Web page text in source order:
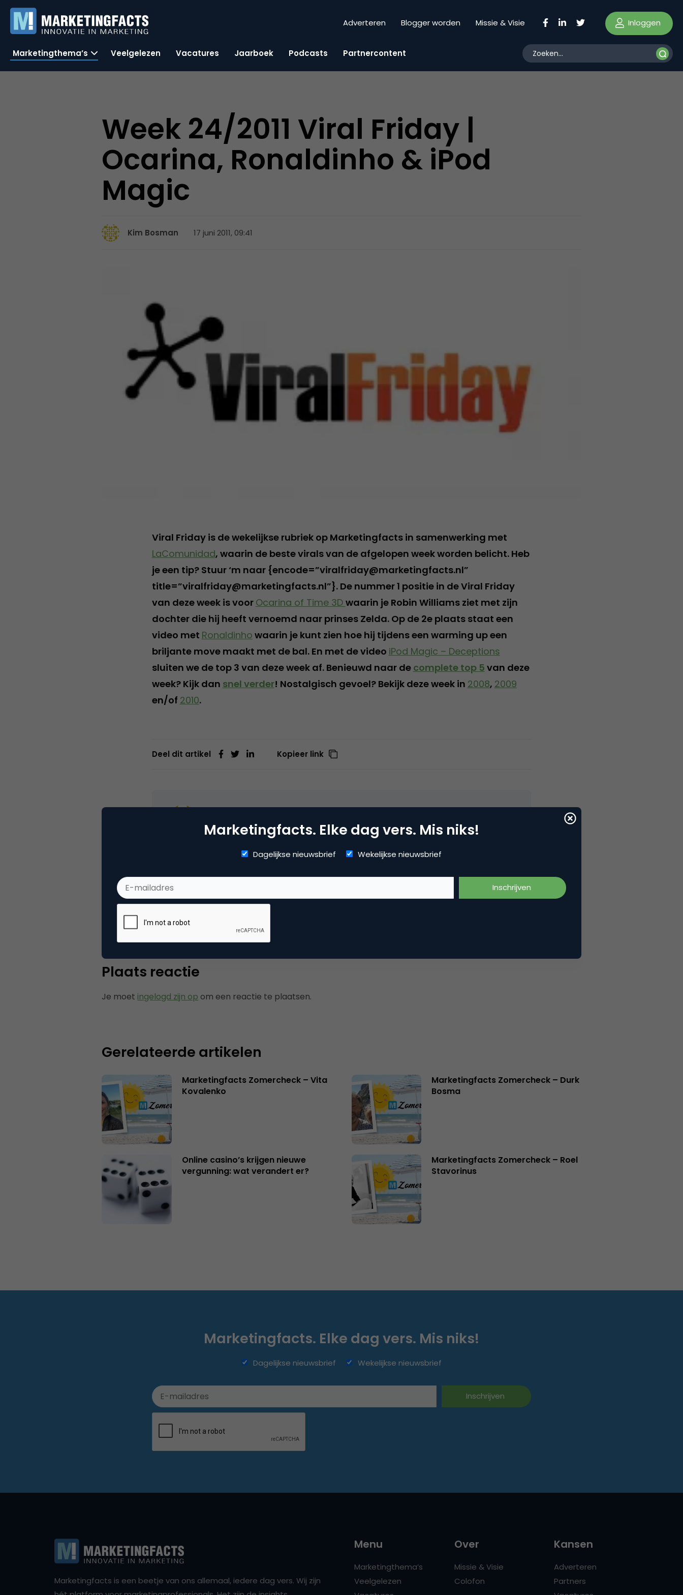
Adverteren Blogger worden Missie & Visie Inloggen
Marketingthema’s Veelgelezen Vacatures Jaarboek Podcasts Partnercontent
Week 24/2011 Viral Friday |
Ocarina, Ronaldinho & iPod
Magic
Kim Bosman 17 juni 2011, 09:41
Viral Friday is de wekelijkse rubriek op Marketingfacts in samenwerking met
LaComunidad, waarin de beste virals van de afgelopen week worden belicht. Heb
je een tip? Stuur ‘m naar {encode=”viralfriday@marketingfacts.nl”
title=”viralfriday@marketingfacts.nl”}. De nummer 1 positie in de Viral Friday
van deze week is voor Ocarina of Time 3D waarin je Robin Williams ziet met zijn
dochter die hij heeft vernoemd naar prinses Zelda. Op de 2e plaats staat een
video met Ronaldinho waarin je kunt zien hoe hij tijdens een warming up een
briljante move maakt met de bal. En met de video iPod Magic – Deceptions
sluiten we de top 3 van deze week af. Benieuwd naar de complete top 5 van deze
week? Kijk dan snel verder! Nostalgisch gevoel? Bekijk deze week in 2008, 2009
en/of 2010.
Deel dit artikel Kopieer link
SocialMedia8 bijSocialMedia8
Categorie
Tags
Plaats reactie
Je moet ingelogd zijn op om een reactie te plaatsen.
Gerelateerde artikelen
Marketingfacts Zomercheck – Vita
Kovalenko
Marketingfacts Zomercheck – Durk
Bosma
Online casino’s krijgen nieuwe
vergunning: wat verandert er?
Marketingfacts Zomercheck – Roel
Stavorinus
Marketingfacts. Elke dag vers. Mis niks!
Dagelijkse nieuwsbrief Wekelijkse nieuwsbrief
Marketingfacts. Elke dag vers. Mis niks!
Dagelijkse nieuwsbrief Wekelijkse nieuwsbrief
Marketingfacts is een beetje van ons allemaal, iedere dag vers. Wij zijn
Menu
Marketingthema’s
Veelgelezen
Over
Missie & Visie
Colofon
Kansen
Adverteren
Partners